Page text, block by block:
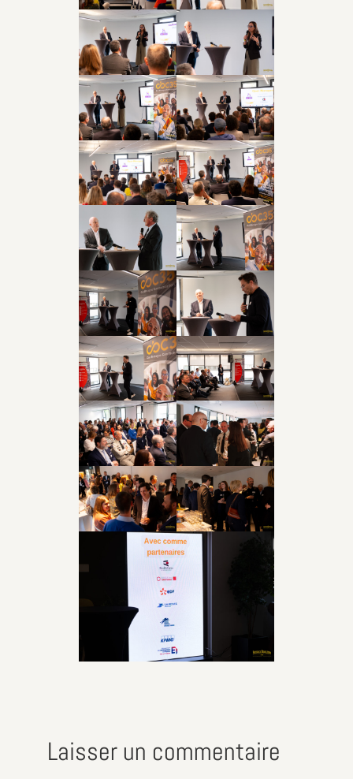
Laisser un commentaire